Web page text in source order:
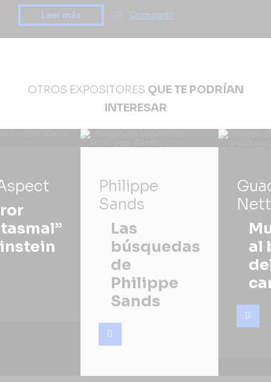
Leer más Compartir
OTROS EXPOSITORES QUE TE PODRÍAN
INTERESAR
Philippe
Sands
Las
búsquedas
de
Philippe
Sands
al